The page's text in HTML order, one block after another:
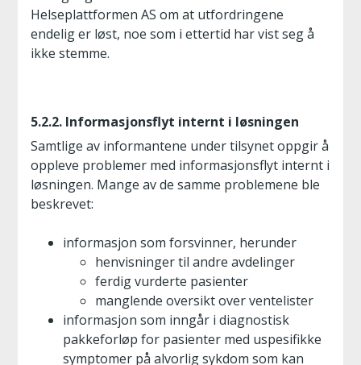
Helseplattformen AS om at utfordringene
endelig er løst, noe som i ettertid har vist seg å
ikke stemme.
5.2.2. Informasjonsflyt internt i løsningen
Samtlige av informantene under tilsynet oppgir å
oppleve problemer med informasjonsflyt internt i
løsningen. Mange av de samme problemene ble
beskrevet:
informasjon som forsvinner, herunder
henvisninger til andre avdelinger
ferdig vurderte pasienter
manglende oversikt over ventelister
informasjon som inngår i diagnostisk
pakkeforløp for pasienter med uspesifikke
symptomer på alvorlig sykdom som kan